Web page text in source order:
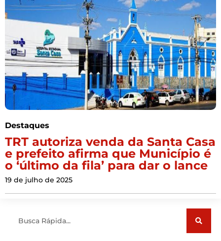
Destaques
TRT autoriza venda da Santa Casa
e prefeito afirma que Município é
o ‘último da fila’ para dar o lance
19 de julho de 2025